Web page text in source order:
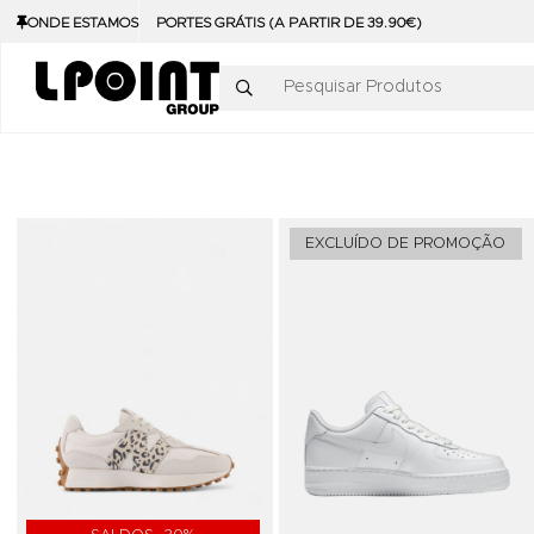
ONDE ESTAMOS PORTES GRÁTIS (A PARTIR DE 39.90€)
Pesquisar Produtos
Adicionar aos Favoritos
EXCLUÍDO DE PROMOÇÃO